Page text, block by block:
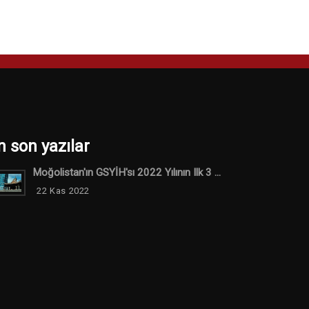
son yazılar
Moğolistan'ın GSYİH'sı 2022 Yılının Ilk 3 ...
22 Kas 2022